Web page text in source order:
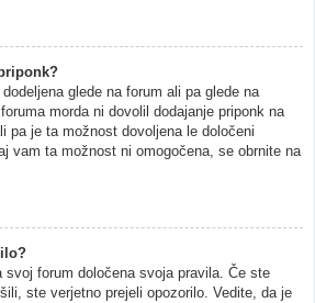
glede na forum ali pa glede na
morda ni dovolil dodajanje priponk na
pa je ta možnost dovoljena le določeni
vam ta možnost ni omogočena, se obrnite na
forum določena svoja pravila. Če ste
ste verjetno prejeli opozorilo. Vedite, da je